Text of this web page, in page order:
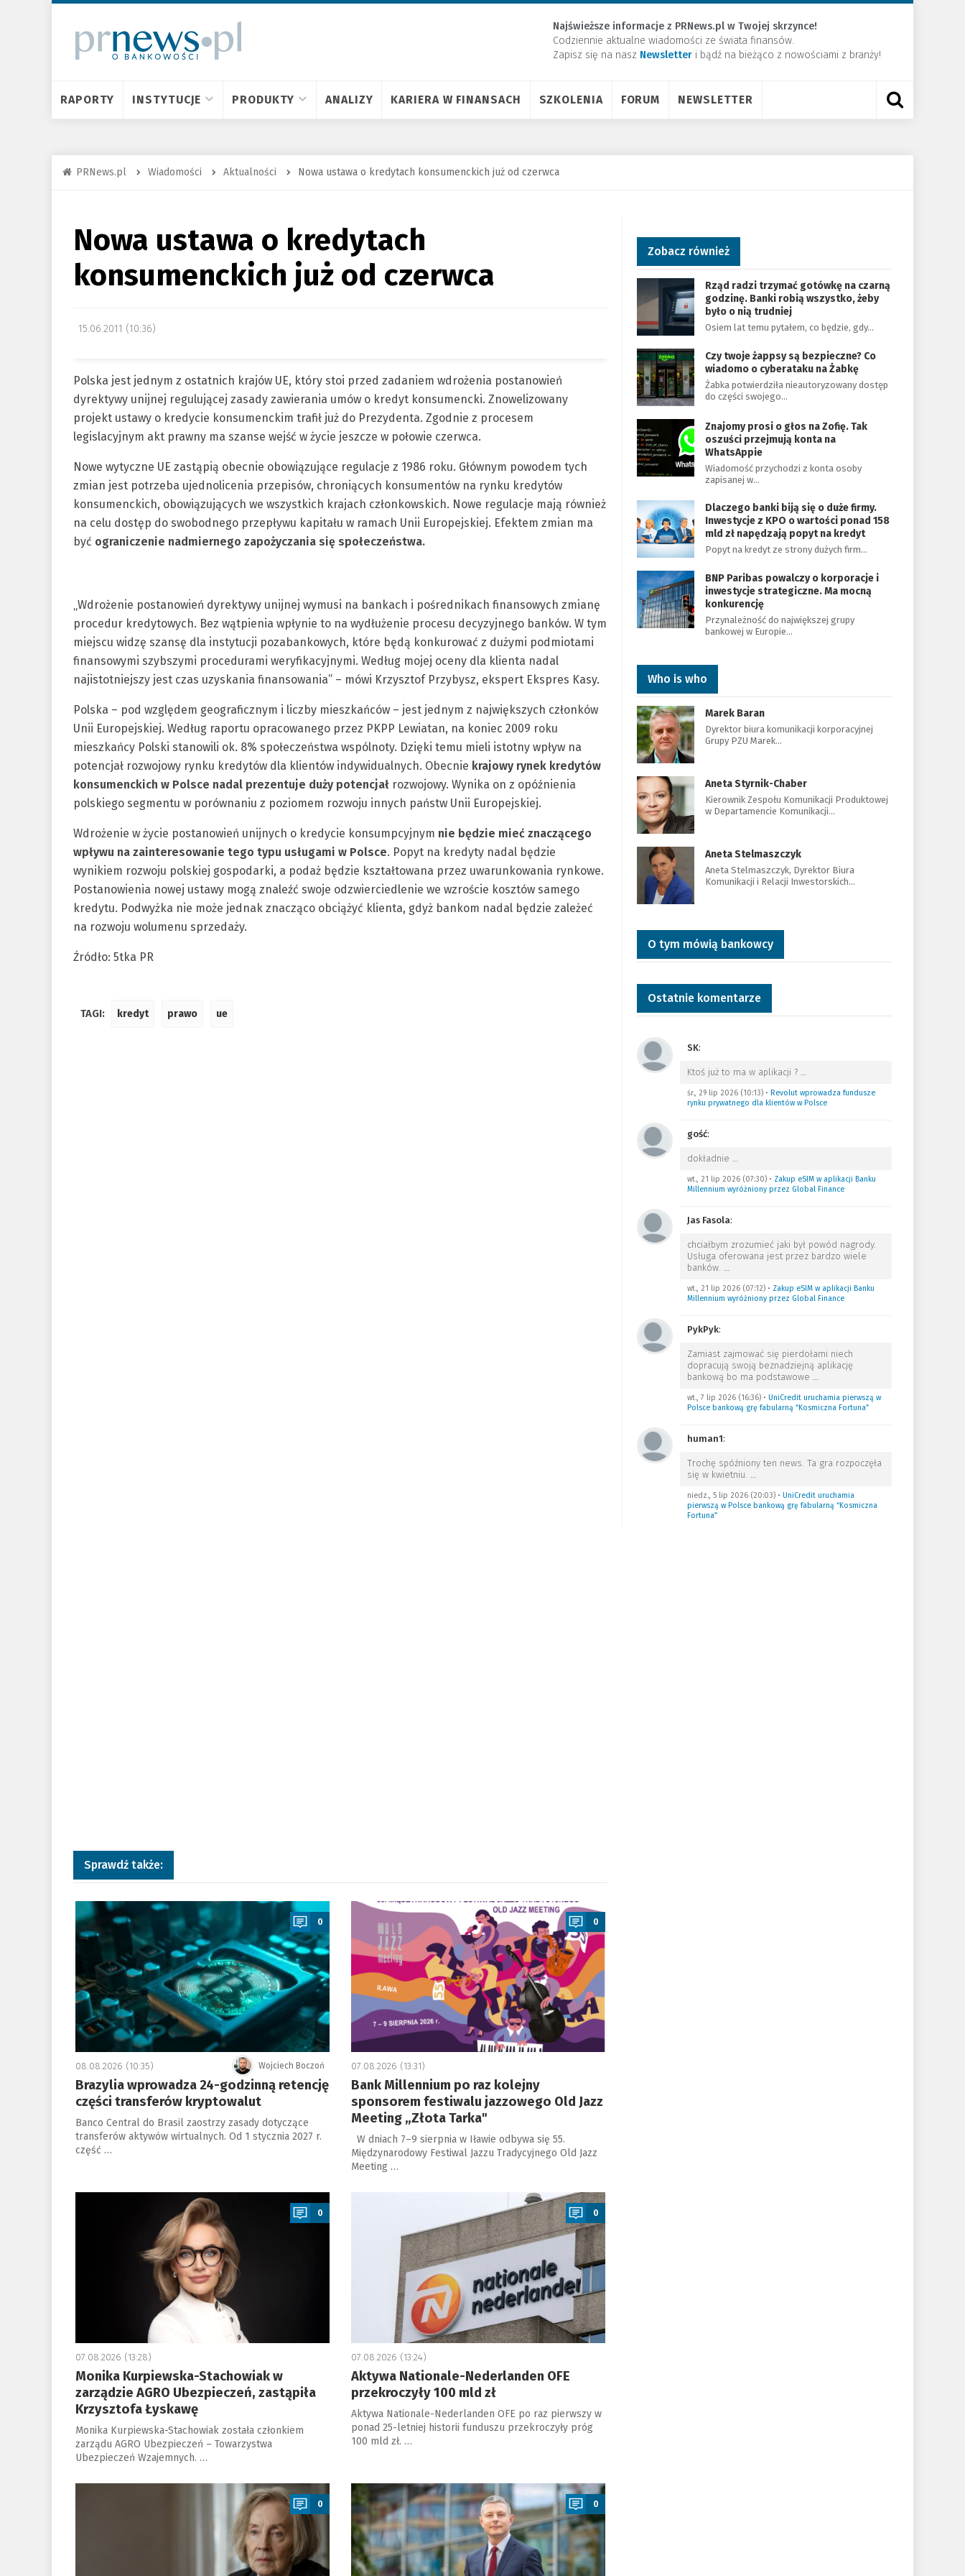
Najświeższe informacje z PRNews.pl w Twojej skrzynce!
Codziennie aktualne wiadomości ze świata finansów.
Zapisz się na nasz Newsletter ​i bądź na bieżąco z nowościami z branży!
RAPORTY INSTYTUCJE PRODUKTY ANALIZY KARIERA W FINANSACH SZKOLENIA FORUM NEWSLETTER
PRNews.pl Wiadomości Aktualności Nowa ustawa o kredytach konsumenckich już od czerwca
Nowa ustawa o kredytach
konsumenckich już od czerwca
15.06.2011 (10:36)
Polska jest jednym z ostatnich krajów UE, który stoi przed zadaniem wdrożenia postanowień
dyrektywy unijnej regulującej zasady zawierania umów o kredyt konsumencki. Znowelizowany
projekt ustawy o kredycie konsumenckim trafił już do Prezydenta. Zgodnie z procesem
legislacyjnym akt prawny ma szanse wejść w życie jeszcze w połowie czerwca.
Nowe wytyczne UE zastąpią obecnie obowiązujące regulacje z 1986 roku. Głównym powodem tych
zmian jest potrzeba ujednolicenia przepisów, chroniących konsumentów na rynku kredytów
konsumenckich, obowiązujących we wszystkich krajach członkowskich. Nowe regulacje mają również
na celu dostęp do swobodnego przepływu kapitału w ramach Unii Europejskiej. Efektem zmian ma
być ograniczenie nadmiernego zapożyczania się społeczeństwa.
„Wdrożenie postanowień dyrektywy unijnej wymusi na bankach i pośrednikach finansowych zmianę
procedur kredytowych. Bez wątpienia wpłynie to na wydłużenie procesu decyzyjnego banków. W tym
miejscu widzę szansę dla instytucji pozabankowych, które będą konkurować z dużymi podmiotami
finansowymi szybszymi procedurami weryfikacyjnymi. Według mojej oceny dla klienta nadal
najistotniejszy jest czas uzyskania finansowania” – mówi Krzysztof Przybysz, ekspert Ekspres Kasy.
Polska – pod względem geograficznym i liczby mieszkańców – jest jednym z największych członków
Unii Europejskiej. Według raportu opracowanego przez PKPP Lewiatan, na koniec 2009 roku
mieszkańcy Polski stanowili ok. 8% społeczeństwa wspólnoty. Dzięki temu mieli istotny wpływ na
potencjał rozwojowy rynku kredytów dla klientów indywidualnych. Obecnie krajowy rynek kredytów
konsumenckich w Polsce nadal prezentuje duży potencjał rozwojowy. Wynika on z opóźnienia
polskiego segmentu w porównaniu z poziomem rozwoju innych państw Unii Europejskiej.
Wdrożenie w życie postanowień unijnych o kredycie konsumpcyjnym nie będzie mieć znaczącego
wpływu na zainteresowanie tego typu usługami w Polsce. Popyt na kredyty nadal będzie
wynikiem rozwoju polskiej gospodarki, a podaż będzie kształtowana przez uwarunkowania rynkowe.
Postanowienia nowej ustawy mogą znaleźć swoje odzwierciedlenie we wzroście kosztów samego
kredytu. Podwyżka nie może jednak znacząco obciążyć klienta, gdyż bankom nadal będzie zależeć
na rozwoju wolumenu sprzedaży.
Źródło: 5tka PR
TAGI: kredyt prawo ue
Sprawdź także:
a
0
Wojciech Boczoń
08.08.2026 (10:35)
Brazylia wprowadza 24-godzinną retencję
części transferów kryptowalut
Banco Central do Brasil zaostrzy zasady dotyczące
transferów aktywów wirtualnych. Od 1 stycznia 2027 r.
część …
a
0
07.08.2026 (13:31)
Bank Millennium po raz kolejny
sponsorem festiwalu jazzowego Old Jazz
Meeting „Złota Tarka"
W dniach 7–9 sierpnia w Iławie odbywa się 55.
Międzynarodowy Festiwal Jazzu Tradycyjnego Old Jazz
Meeting …
a
0
07.08.2026 (13:28)
Monika Kurpiewska-Stachowiak w
zarządzie AGRO Ubezpieczeń, zastąpiła
Krzysztofa Łyskawę
Monika Kurpiewska-Stachowiak została członkiem
zarządu AGRO Ubezpieczeń – Towarzystwa
Ubezpieczeń Wzajemnych. …
0
07.08.2026 (13:24)
Aktywa Nationale-Nederlanden OFE
przekroczyły 100 mld zł
Aktywa Nationale-Nederlanden OFE po raz pierwszy w
ponad 25-letniej historii funduszu przekroczyły próg
100 mld zł. …
a
0
a
0
Zobacz również
Rząd radzi trzymać gotówkę na czarną
godzinę. Banki robią wszystko, żeby
było o nią trudniej
Osiem lat temu pytałem, co będzie, gdy…
Czy twoje żappsy są bezpieczne? Co
wiadomo o cyberataku na Żabkę
Żabka potwierdziła nieautoryzowany dostęp
do części swojego…
Znajomy prosi o głos na Zofię. Tak
oszuści przejmują konta na
WhatsAppie
Wiadomość przychodzi z konta osoby
zapisanej w…
Dlaczego banki biją się o duże firmy.
Inwestycje z KPO o wartości ponad 158
mld zł napędzają popyt na kredyt
Popyt na kredyt ze strony dużych firm…
BNP Paribas powalczy o korporacje i
inwestycje strategiczne. Ma mocną
konkurencję
Przynależność do największej grupy
bankowej w Europie…
Who is who
Marek Baran
Dyrektor biura komunikacji korporacyjnej
Grupy PZU Marek…
Aneta Styrnik-Chaber
Kierownik Zespołu Komunikacji Produktowej
w Departamencie Komunikacji…
Aneta Stelmaszczyk
Aneta Stelmaszczyk, Dyrektor Biura
Komunikacji i Relacji Inwestorskich…
O tym mówią bankowcy
Ostatnie komentarze
SK:
Ktoś już to ma w aplikacji ? …
śr., 29 lip 2026 (10:13)• Revolut wprowadza fundusze
rynku prywatnego dla klientów w Polsce
gość:
dokładnie …
wt., 21 lip 2026 (07:30)• Zakup eSIM w aplikacji Banku
Millennium wyróżniony przez Global Finance
Jas Fasola:
chciałbym zrozumieć jaki był powód nagrody.
Usługa oferowana jest przez bardzo wiele
banków. …
wt., 21 lip 2026 (07:12)• Zakup eSIM w aplikacji Banku
Millennium wyróżniony przez Global Finance
PykPyk:
Zamiast zajmować się pierdołami niech
dopracują swoją beznadziejną aplikację
bankową bo ma podstawowe …
wt., 7 lip 2026 (16:36)• UniCredit uruchamia pierwszą w
Polsce bankową grę fabularną “Kosmiczna Fortuna”
human1:
Trochę spóźniony ten news. Ta gra rozpoczęła
się w kwietniu. …
niedz., 5 lip 2026 (20:03)• UniCredit uruchamia
pierwszą w Polsce bankową grę fabularną “Kosmiczna
Fortuna”